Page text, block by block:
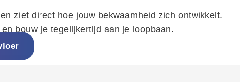
ziet direct hoe jouw bekwaamheid zich ontwikkelt.
bouw je tegelijkertijd aan je loopbaan.